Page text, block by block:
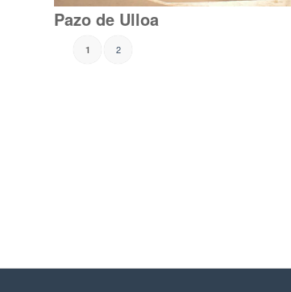
Pazo de Ulloa
1 2